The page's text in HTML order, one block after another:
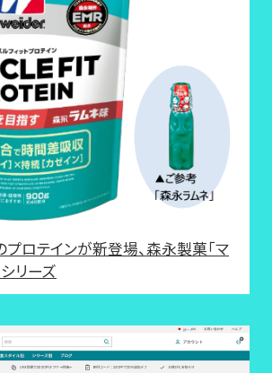
ロテインが新登場、森永製菓「マ
シリーズ